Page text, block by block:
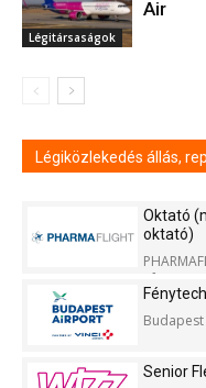
Légitársaságok
Air
Légiközlekedés állás,
Oktató
oktató)
Kft.
Senior